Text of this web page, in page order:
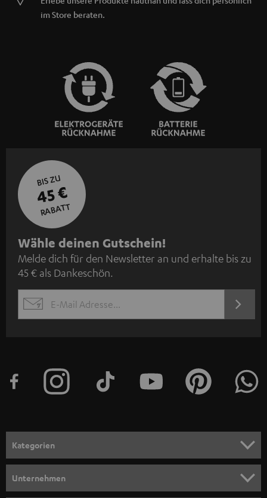
im Store beraten.
BIS ZU
45 €
RABATT
N
e
w
s
l
e
n
m
e
l
Wähle deinen Gutschein!
Melde dich für den Newsletter an und erhalte bis zu
45 € als Dankeschön.
EMAIL
JETZT
Kategorien
Unternehmen